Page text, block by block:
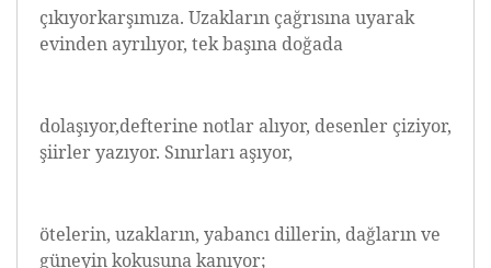
çıkıyorkarşımıza. Uzakların çağrısına uyarak
evinden ayrılıyor, tek başına doğada
dolaşıyor,defterine notlar alıyor, desenler çiziyor,
şiirler yazıyor. Sınırları aşıyor,
ötelerin, uzakların, yabancı dillerin, dağların ve
güneyin kokusuna kanıyor;